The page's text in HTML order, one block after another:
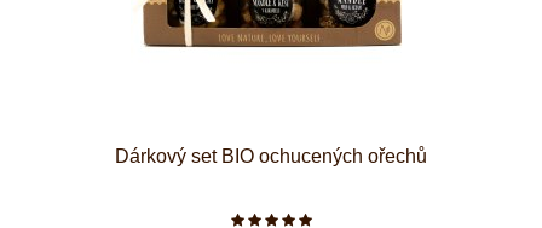
Dárkový set BIO ochucených ořechů